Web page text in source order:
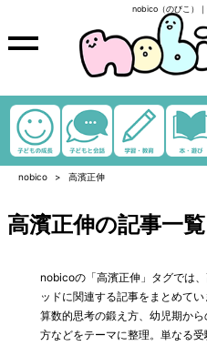
nobico（のびこ）
nobico 高濱正伸
高濱正伸の記事一覧
nobicoの「高濱正伸」タグでは
ッドに関連する記事をまとめて
算数的思考の鍛え方、幼児期か
方などをテーマに整理。単なる